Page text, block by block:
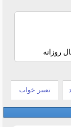
روزانه
تعبیر خواب